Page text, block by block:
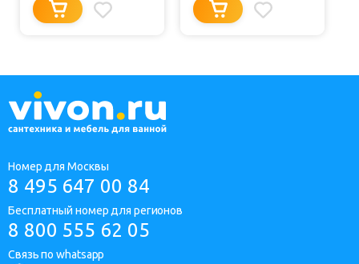
Номер для Москвы
8 495 647 00 84
Бесплатный номер для регионов
8 800 555 62 05
Связь по whatsapp